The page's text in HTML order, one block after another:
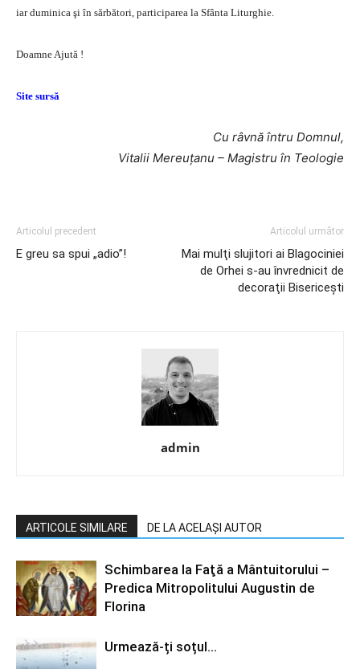
iar duminica şi în sărbători, participarea la Sfânta Liturghie.
Doamne Ajută !
Site sursă
Cu râvnă întru Domnul,
Vitalii Mereuţanu – Magistru în Teologie
Articolul precedent
E greu sa spui „adio”!
Articolul următor
Mai mulţi slujitori ai Blagociniei
de Orhei s-au învrednicit de
decoraţii Bisericeşti
admin
ARTICOLE SIMILARE DE LA ACELAȘI AUTOR
Schimbarea la Faţă a Mântuitorului –
Predica Mitropolitului Augustin de
Florina
Urmează-ți soțul…